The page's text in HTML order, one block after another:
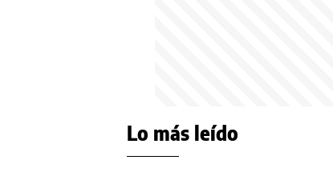
Lo más leído